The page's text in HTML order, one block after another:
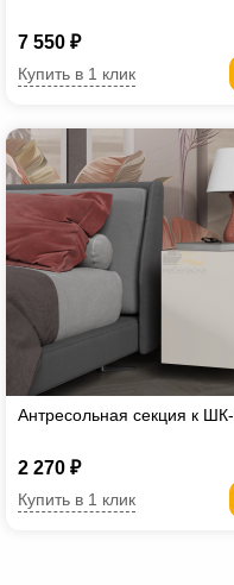
7 550 ₽
Купить в 1 клик
Антресольная секция к
2 270 ₽
Купить в 1 клик